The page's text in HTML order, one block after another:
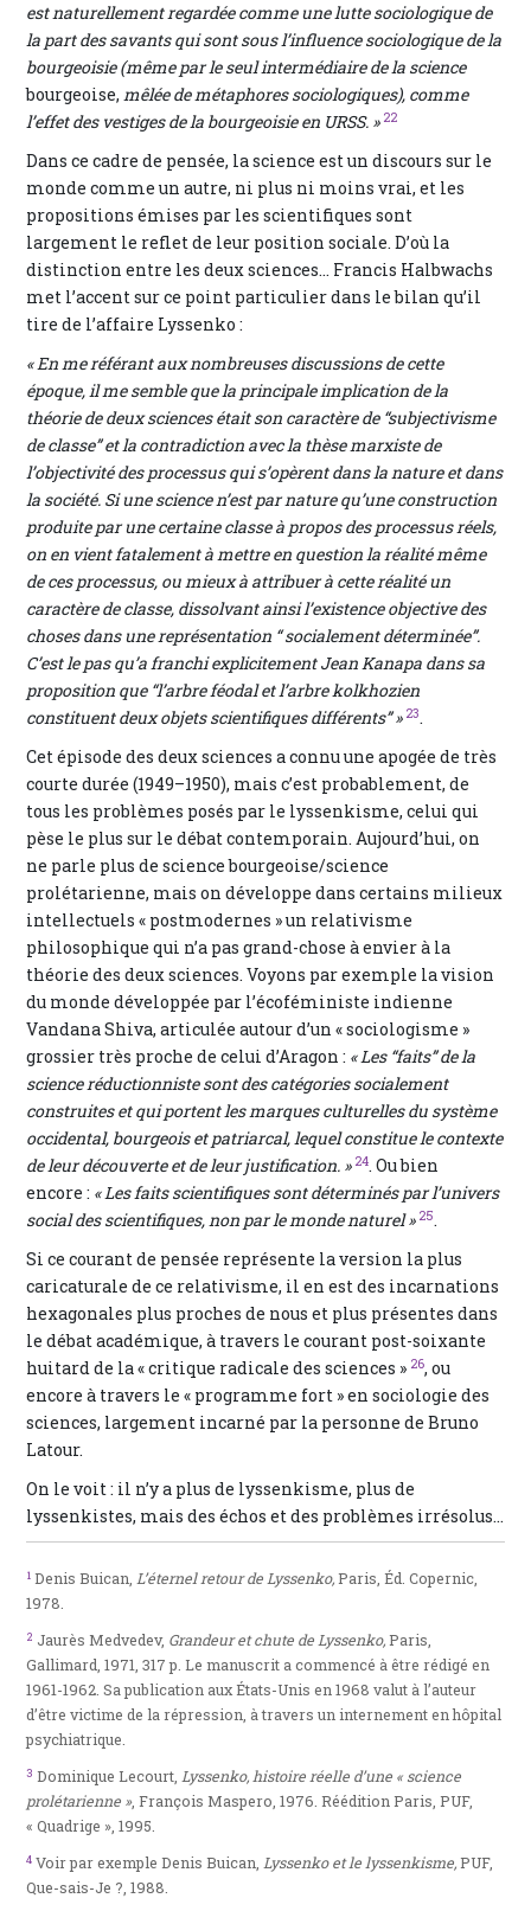
est naturellement regardée comme une lutte sociologique de
la part des savants qui sont sous l’influence sociologique de la
bourgeoisie (même par le seul intermédiaire de la science
bourgeoise,mêlée de métaphores sociologiques), comme
l’effet des vestiges de la bourgeoisie en URSS. » 22
Dans ce cadre de pensée, la science est un discours sur le
monde comme un autre, ni plus ni moins vrai, et les
propositions émises par les scientifiques sont
largement le reflet de leur position sociale. D’où la
distinction entre les deux sciences… Francis Halbwachs
met l’accent sur ce point particulier dans le bilan qu’il
tire de l’affaire Lyssenko :
« En me référant aux nombreuses discussions de cette
époque, il me semble que la principale implication de la
théorie de deux sciences était son caractère de “subjectivisme
de classe” et la contradiction avec la thèse marxiste de
l’objectivité des processus qui s’opèrent dans la nature et dans
la société. Si une science n’est par nature qu’une construction
produite par une certaine classe à propos des processus réels,
on en vient fatalement à mettre en question la réalité même
de ces processus, ou mieux à attribuer à cette réalité un
caractère de classe, dissolvant ainsi l’existence objective des
choses dans une représentation “ socialement déterminée”.
C’est le pas qu’a franchi explicitement Jean Kanapa dans sa
proposition que “l’arbre féodal et l’arbre kolkhozien
constituent deux objets scientifiques différents” » 23.
Cet épisode des deux sciences a connu une apogée de très
courte durée (1949–1950), mais c’est probablement, de
tous les problèmes posés par le lyssenkisme, celui qui
pèse le plus sur le débat contemporain. Aujourd’hui, on
ne parle plus de science bourgeoise/science
prolétarienne, mais on développe dans certains milieux
intellectuels « postmodernes » un relativisme
philosophique qui n’a pas grand-chose à envier à la
théorie des deux sciences. Voyons par exemple la vision
du monde développée par l’écoféministe indienne
Vandana Shiva, articulée autour d’un « sociologisme »
grossier très proche de celui d’Aragon : « Les “faits” de la
science réductionniste sont des catégories socialement
construites et qui portent les marques culturelles du système
occidental, bourgeois et patriarcal, lequel constitue le contexte
de leur découverte et de leur justification. » 24. Ou bien
encore : « Les faits scientifiques sont déterminés par l’univers
social des scientifiques, non par le monde naturel » 25.
Si ce courant de pensée représente la version la plus
caricaturale de ce relativisme, il en est des incarnations
hexagonales plus proches de nous et plus présentes dans
le débat académique, à travers le courant post-soixante
huitard de la « critique radicale des sciences » 26, ou
encore à travers le « programme fort » en sociologie des
sciences, largement incarné par la personne de Bruno
Latour.
On le voit : il n’y a plus de lyssenkisme, plus de
lyssenkistes, mais des échos et des problèmes irrésolus…
1 Denis Buican,L’éternel retour de Lyssenko,Paris, Éd. Copernic,
1978.
2 Jaurès Medvedev, Grandeur et chute de Lyssenko,Paris,
Gallimard, 1971, 317 p. Le manuscrit a commencé à être rédigé en
1961-1962. Sa publication aux États-Unis en 1968 valut à l’auteur
d’être victime de la répression, à travers un internement en hôpital
psychiatrique.
3 Dominique Lecourt,Lyssenko, histoire réelle d’une « science
prolétarienne », François Maspero, 1976. Réédition Paris, PUF,
« Quadrige », 1995.
4 Voir par exemple Denis Buican,Lyssenko et le lyssenkisme,PUF,
Que-sais-Je ?, 1988.